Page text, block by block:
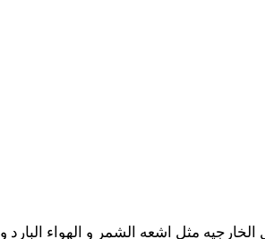
مثل اشعه الشمر و الهواء البارد و